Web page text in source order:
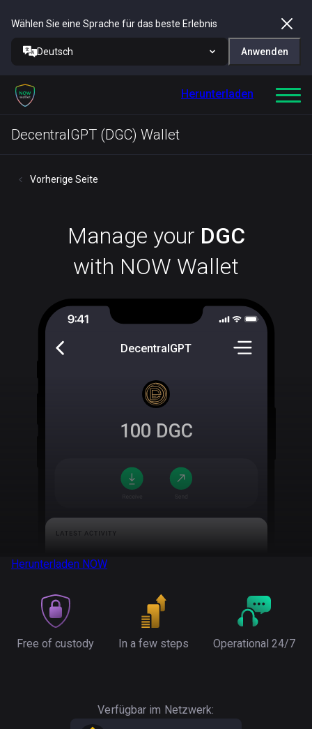
Wählen Sie eine Sprache für das beste Erlebnis
Deutsch Anwenden
Herunterladen
DecentralGPT (DGC) Wallet
Vorherige Seite
Manage your DGC
with NOW Wallet
DecentralGPT
100 DGC
Herunterladen NOW
Free of custody In a few steps Operational 24/7
Verfügbar im Netzwerk: